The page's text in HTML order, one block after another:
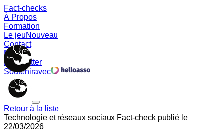
Fact-checks
À Propos
Formation
Le jeuNouveau
Contact
Memes
Newsletter
Souteniravec
Retour à la liste
Technologie et réseaux sociaux Fact-check publié le
22/03/2026